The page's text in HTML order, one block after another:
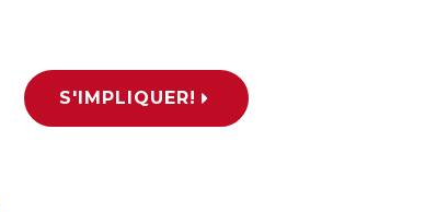
S'IMPLIQUER!